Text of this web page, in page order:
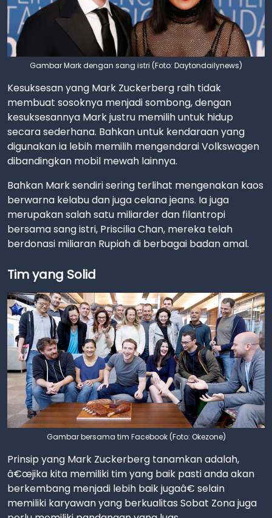
Gambar Mark dengan sang istri (Foto: Daytondailynews)
Kesuksesan yang Mark Zuckerberg raih tidak
membuat sosoknya menjadi sombong, dengan
kesuksesannya Mark justru memilih untuk hidup
secara sederhana. Bahkan untuk kendaraan yang
digunakan ia lebih memilih mengendarai Volkswagen
dibandingkan mobil mewah lainnya.
Bahkan Mark sendiri sering terlihat mengenakan kaos
berwarna kelabu dan juga celana jeans. Ia juga
merupakan salah satu miliarder dan filantropi
bersama sang istri, Priscilia Chan, mereka telah
berdonasi miliaran Rupiah di berbagai badan amal.
Tim yang Solid
Gambar bersama tim Facebook (Foto: Okezone)
Prinsip yang Mark Zuckerberg tanamkan adalah,
â€œjika kita memiliki tim yang baik pasti anda akan
berkembang menjadi lebih baik jugaâ€ selain
memiliki karyawan yang berkualitas Sobat Zona juga